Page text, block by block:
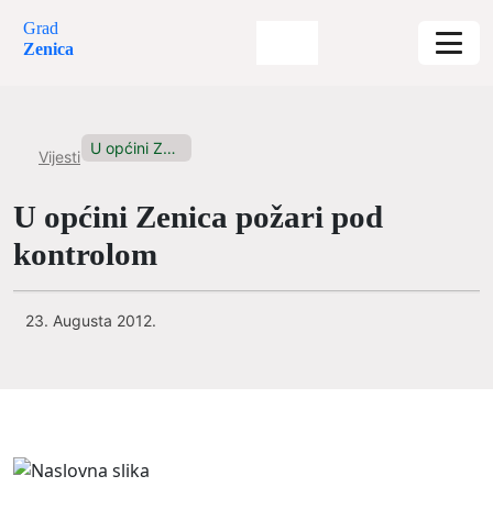
Grad
Zenica
Vijesti U općini Zenica požari pod...
U općini Zenica požari pod
kontrolom
23. Augusta 2012.